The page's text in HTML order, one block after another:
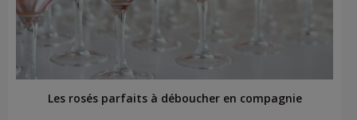
Les rosés parfaits à déboucher en compagnie